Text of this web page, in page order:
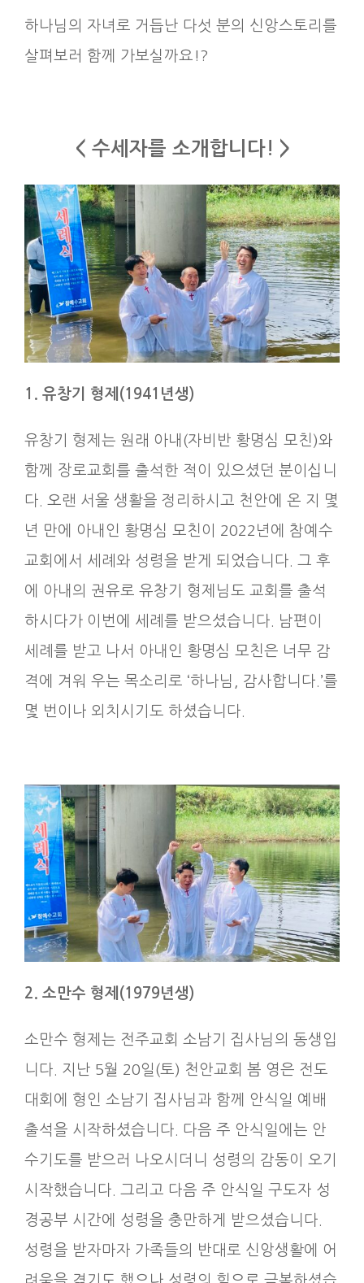
하나님의 자녀로 거듭난 다섯 분의 신앙스토리를
살펴보러 함께 가보실까요!?
< 수세자를 소개합니다! >
1. 유창기 형제 (1941 년생)
유창기 형제는 원래 아내(자비반 황명심 모친)와
함께 장로교회를 출석한 적이 있으셨던 분이십니
다. 오랜 서울 생활을 정리하시고 천안에 온 지 몇
년 만에 아내인 황명심 모친이 2022년에 참예수
교회에서 세례와 성령을 받게 되었습니다. 그 후
에 아내의 권유로 유창기 형제님도 교회를 출석
하시다가 이번에 세례를 받으셨습니다. 남편이
세례를 받고 나서 아내인 황명심 모친은 너무 감
격에 겨워 우는 목소리로 ‘하나님, 감사합니다.’를
몇 번이나 외치시기도 하셨습니다.
2. 소만수 형제 (1979년생)
소만수 형제는 전주교회 소남기 집사님의 동생입
니다. 지난 5월 20일(토) 천안교회 봄 영은 전도
대회에 형인 소남기 집사님과 함께 안식일 예배
출석을 시작하셨습니다. 다음 주 안식일에는 안
수기도를 받으러 나오시더니 성령의 감동이 오기
시작했습니다. 그리고 다음 주 안식일 구도자 성
경공부 시간에 성령을 충만하게 받으셨습니다.
성령을 받자마자 가족들의 반대로 신앙생활에 어